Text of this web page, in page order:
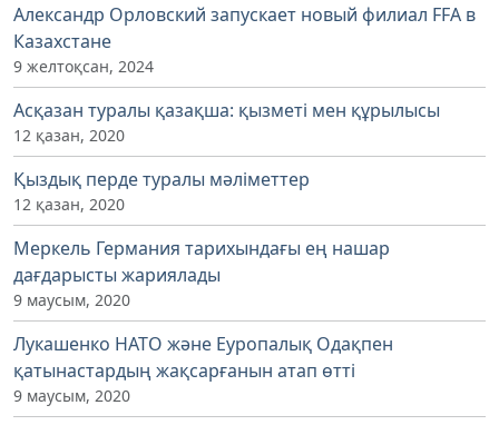
Александр Орловский запускает новый филиал FFA в
Казахстане
9 желтоқсан, 2024
Асқазан туралы қазақша: қызметі мен құрылысы
12 қазан, 2020
Қыздық перде туралы мәліметтер
12 қазан, 2020
Меркель Германия тарихындағы ең нашар
дағдарысты жариялады
9 маусым, 2020
Лукашенко НАТО және Еуропалық Одақпен
қатынастардың жақсарғанын атап өтті
9 маусым, 2020